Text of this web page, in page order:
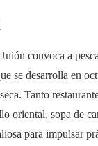
convoca a
se desarrolla en
Tanto
oriental, sopa de
para impulsar